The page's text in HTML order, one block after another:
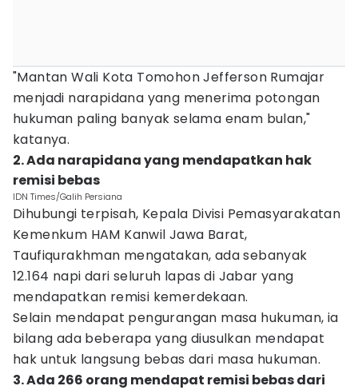
"Mantan Wali Kota Tomohon Jefferson Rumajar
menjadi narapidana yang menerima potongan
hukuman paling banyak selama enam bulan,"
katanya.
2. Ada narapidana yang mendapatkan hak
remisi bebas
IDN Times/Galih Persiana
Dihubungi terpisah, Kepala Divisi Pemasyarakatan
Kemenkum HAM Kanwil Jawa Barat,
Taufiqurakhman mengatakan, ada sebanyak
12.164 napi dari seluruh lapas di Jabar yang
mendapatkan remisi kemerdekaan.
Selain mendapat pengurangan masa hukuman, ia
bilang ada beberapa yang diusulkan mendapat
hak untuk langsung bebas dari masa hukuman.
3. Ada 266 orang mendapat remisi bebas dari